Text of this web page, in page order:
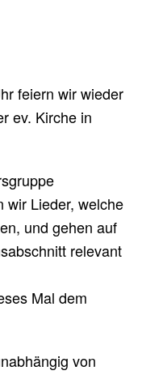
feiern wir wieder
ev. Kirche in
wir Lieder, welche
und gehen auf
relevant
Mal dem
von